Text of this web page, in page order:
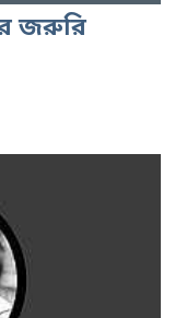
জরুরি